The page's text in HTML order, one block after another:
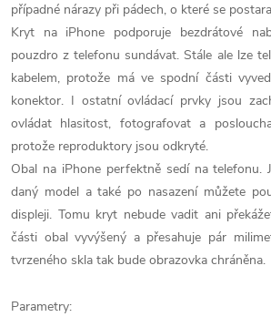
případné nárazy při pádech, o které se
Kryt na iPhone podporuje bezdrátové
pouzdro z telefonu sundávat. Stále ale lze
kabelem, protože má ve spodní části
konektor. I ostatní ovládací prvky jsou
ovládat hlasitost, fotografovat a
protože reproduktory jsou odkryté.
Obal na iPhone perfektně sedí na telefonu.
daný model a také po nasazení můžete
displeji. Tomu kryt nebude vadit ani
části obal vyvýšený a přesahuje pár
tvrzeného skla tak bude obrazovka chráněna.
Parametry: